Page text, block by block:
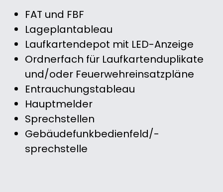
FAT und FBF
Lageplantableau
Laufkartendepot mit LED-Anzeige
Ordnerfach für Laufkartenduplikate
und/oder Feuerwehreinsatzpläne
Entrauchungstableau
Hauptmelder
Sprechstellen
Gebäudefunkbedienfeld/-
sprechstelle